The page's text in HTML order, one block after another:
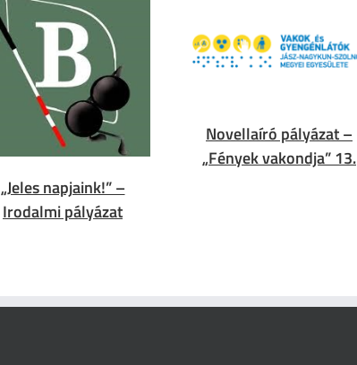
„Jeles napjaink!” –
Irodalmi pályázat
Novellaíró pályázat –
„Fények vakondja” 13.